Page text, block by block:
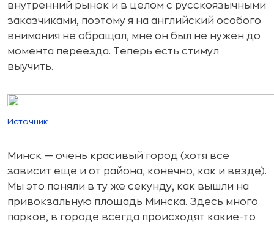
внутренний рынок и в целом с русскоязычными
заказчиками, поэтому я на английский особого
внимания не обращал, мне он был не нужен до
момента переезда. Теперь есть стимул
выучить.
Источник
Минск — очень красивый город (хотя все
зависит еще и от района, конечно, как и везде).
Мы это поняли в ту же секунду, как вышли на
привокзальную площадь Минска. Здесь много
парков, в городе всегда происходят какие-то